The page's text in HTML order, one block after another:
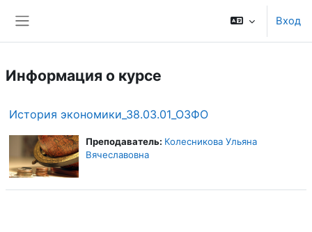
Вход
Информация о курсе
История экономики_38.03.01_ОЗФО
Преподаватель: Колесникова Ульяна
Вячеславовна